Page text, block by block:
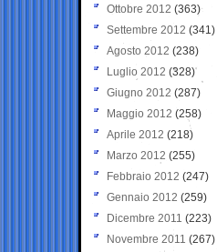
Ottobre 2012 (363)
Settembre 2012 (341)
Agosto 2012 (238)
Luglio 2012 (328)
Giugno 2012 (287)
Maggio 2012 (258)
Aprile 2012 (218)
Marzo 2012 (255)
Febbraio 2012 (247)
Gennaio 2012 (259)
Dicembre 2011 (223)
Novembre 2011 (267)